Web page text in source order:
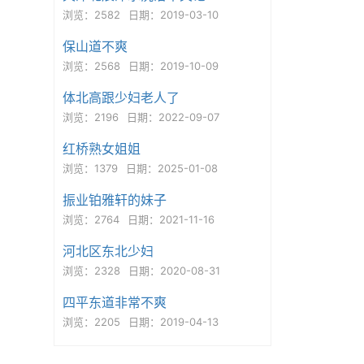
浏览：2582 日期：2019-03-10
保山道不爽
浏览：2568 日期：2019-10-09
体北高跟少妇老人了
浏览：2196 日期：2022-09-07
红桥熟女姐姐
浏览：1379 日期：2025-01-08
振业铂雅轩的妹子
浏览：2764 日期：2021-11-16
河北区东北少妇
浏览：2328 日期：2020-08-31
四平东道非常不爽
浏览：2205 日期：2019-04-13